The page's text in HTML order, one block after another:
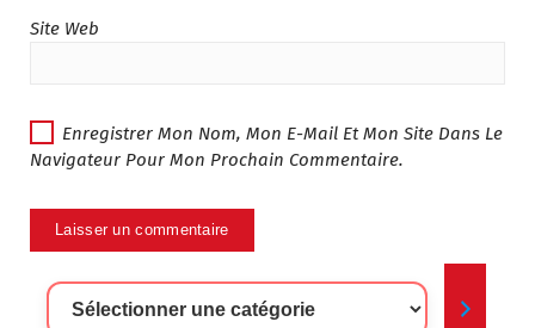
Site Web
Enregistrer Mon Nom, Mon E-Mail Et Mon Site Dans Le
Navigateur Pour Mon Prochain Commentaire.
Sélectionner